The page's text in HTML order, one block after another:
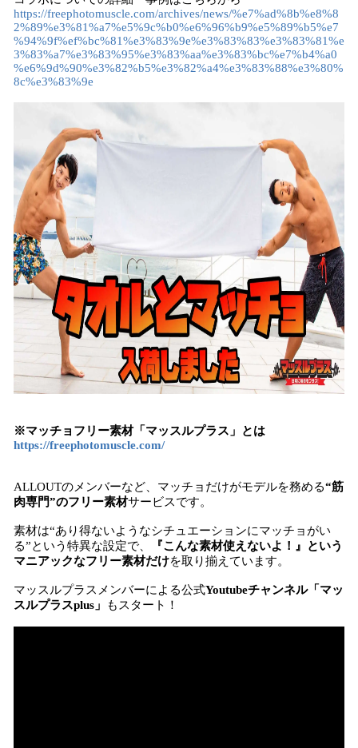
https://freephotomuscle.com/archives/news/%e7%ad%8b%e8%8
2%89%e3%81%a7%e5%9c%b0%e6%96%b9%e5%89%b5%e7
%94%9f%ef%bc%81%e3%83%9e%e3%83%83%e3%83%81%e
3%83%a7%e3%83%95%e3%83%aa%e3%83%bc%e7%b4%a0
%e6%9d%90%e3%82%b5%e3%82%a4%e3%83%88%e3%80%
8c%e3%83%9e
※マッチョフリー素材「マッスルプラス」とは
https://freephotomuscle.com/
ALLOUTのメンバーなど、マッチョだけがモデルを務める“筋
肉専門”のフリー素材サービスです。
素材は“あり得ないようなシチュエーションにマッチョがい
る”という特異な設定で、
『こんな素材使えないよ！』という
マニアックなフリー素材だけを取り揃えています。
マッスルプラスメンバーによる公式Youtubeチャンネル「マッ
スルプラスplus」
もスタート！